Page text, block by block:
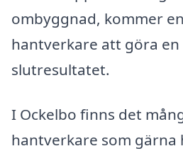
ombyggnad, kommer
hantverkare att göra en
slutresultatet.
I Ockelbo finns det
hantverkare som gärna